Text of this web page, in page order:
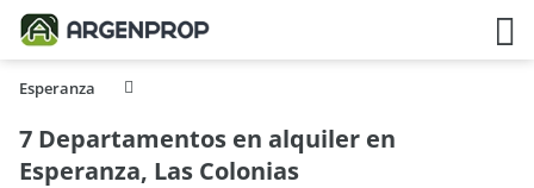
Esperanza
7 Departamentos en alquiler en
Esperanza, Las Colonias